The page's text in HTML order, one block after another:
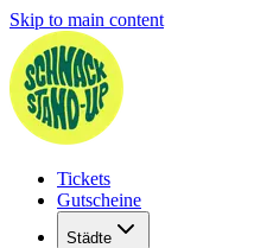
Skip to main content
Tickets
Gutscheine
Städte